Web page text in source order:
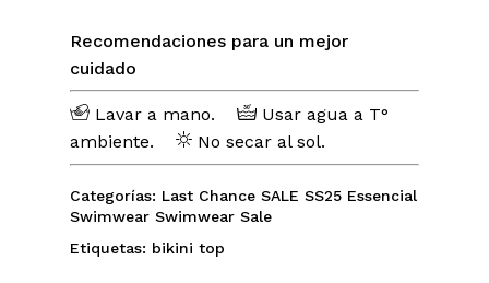
Recomendaciones para un mejor
cuidado
Lavar a mano.
Usar agua a T°
ambiente.
No secar al sol.
Categorías: Last Chance SALE SS25 Essencial
Swimwear Swimwear Sale
Etiquetas: bikini top